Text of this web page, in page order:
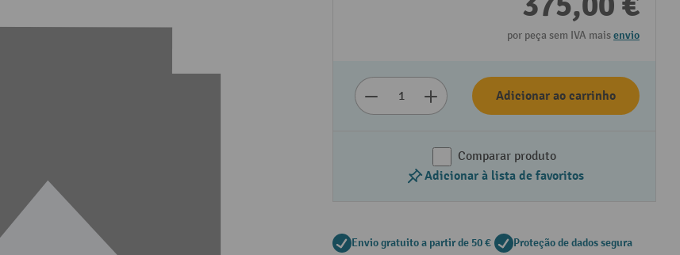
por peça sem IVA maisenvio
Adicionar ao carrinho
Comparar produto
Adicionar à lista de favoritos
Envio gratuito a partir de 50 € Proteção de dados segura